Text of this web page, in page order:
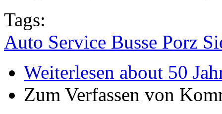
Tags:
Auto Service Busse Porz
Weiterlesen about 50
Zum Verfassen von